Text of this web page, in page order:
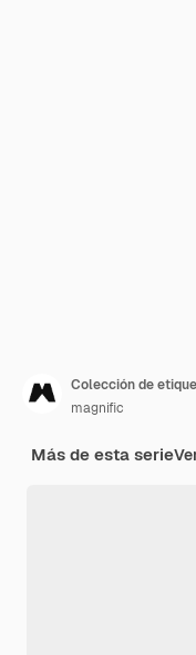
Colección de
magnific
Más de esta serie